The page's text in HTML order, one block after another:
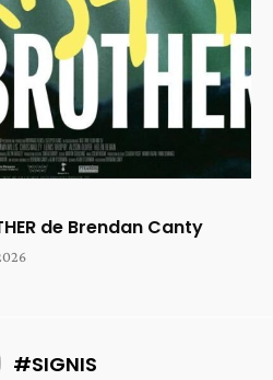
de Brendan Canty
#SIGNIS